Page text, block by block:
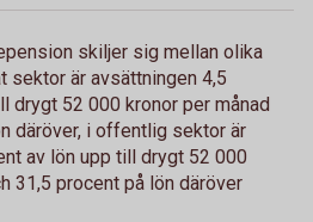
skiljer sig mellan olika
sektor är avsättningen 4,5
drygt 52 000 kronor per månad
däröver, i offentlig sektor är
av lön upp till drygt 52 000
31,5 procent på lön däröver